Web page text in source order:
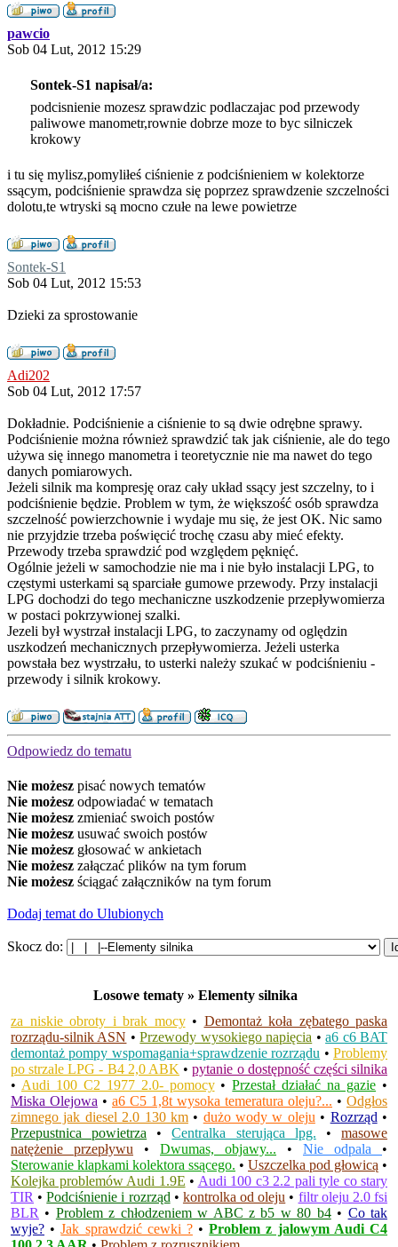
pawcio
Sob 04 Lut, 2012 15:29
Sontek-S1 napisał/a:
podcisnienie mozesz sprawdzic podlaczajac pod przewody
paliwowe manometr,rownie dobrze moze to byc silniczek
krokowy
i tu się mylisz,pomyliłeś ciśnienie z podciśnieniem w kolektorze
ssącym, podciśnienie sprawdza się poprzez sprawdzenie szczelności
dolotu,te wtryski są mocno czułe na lewe powietrze
Sontek-S1
Sob 04 Lut, 2012 15:53
Dzieki za sprostowanie
Adi202
Sob 04 Lut, 2012 17:57
Dokładnie. Podciśnienie a ciśnienie to są dwie odrębne sprawy.
Podciśnienie można również sprawdzić tak jak ciśnienie, ale do tego
używa się innego manometra i teoretycznie nie ma nawet do tego
danych pomiarowych.
Jeżeli silnik ma kompresję oraz cały układ ssący jest szczelny, to i
podciśnienie będzie. Problem w tym, że większość osób sprawdza
szczelność powierzchownie i wydaje mu się, że jest OK. Nic samo
nie przyjdzie trzeba poświęcić trochę czasu aby mieć efekty.
Przewody trzeba sprawdzić pod względem pęknięć.
Ogólnie jeżeli w samochodzie nie ma i nie było instalacji LPG, to
częstymi usterkami są sparciałe gumowe przewody. Przy instalacji
LPG dochodzi do tego mechaniczne uszkodzenie przepływomierza
w postaci pokrzywionej szalki.
Jezeli był wystrzał instalacji LPG, to zaczynamy od oględzin
uszkodzeń mechanicznych przepływomierza. Jeżeli usterka
powstała bez wystrzału, to usterki należy szukać w podciśnieniu -
przewody i silnik krokowy.
Odpowiedz do tematu
Nie możesz pisać nowych tematów
Nie możesz odpowiadać w tematach
Nie możesz zmieniać swoich postów
Nie możesz usuwać swoich postów
Nie możesz głosować w ankietach
Nie możesz załączać plików na tym forum
Nie możesz ściągać załączników na tym forum
Dodaj temat do Ulubionych
Skocz do:
Losowe tematy » Elementy silnika
za niskie obroty i brak mocy• Demontaż koła zębatego paska
rozrządu-silnik ASN •Przewody wysokiego napięcia •a6 c6 BAT
demontaż pompy wspomagania+sprawdzenie rozrządu •Problemy
po strzale LPG - B4 2,0 ABK •pytanie o dostępność części silnika
• Audi 100 C2 1977 2.0- pomocy•Przestał działać na gazie •
Miska Olejowa • a6 C5 1,8t wysoka temeratura oleju?... • Odgłos
zimnego jak diesel 2.0 130 km• dużo wody w oleju • Rozrząd •
Przepustnica powietrza •Centralka sterująca lpg. •masowe
natężenie przepływu • Dwumas, objawy... • Nie odpala •
Sterowanie klapkami kolektora ssącego. • Uszczelka pod głowicą •
Kolejka problemów Audi 1.9E • Audi 100 c3 2.2 pali tyle co stary
TIR •Podciśnienie i rozrząd • kontrolka od oleju • filtr oleju 2.0 fsi
BLR • Problem z chłodzeniem w ABC z b5 w 80 b4• Co tak
wyje? •Jak sprawdzić cewki ?•Problem z jalowym Audi C4